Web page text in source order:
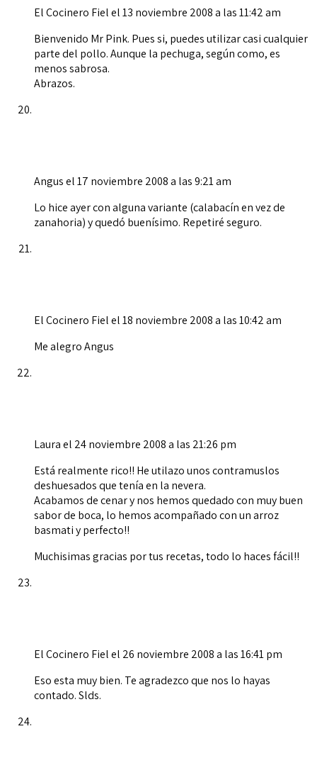
El Cocinero Fielel 13 noviembre 2008 a las 11:42 am
Bienvenido Mr Pink. Pues si, puedes utilizar casi cualquier
parte del pollo. Aunque la pechuga, según como, es
menos sabrosa.
Abrazos.
Angusel 17 noviembre 2008 a las 9:21 am
Lo hice ayer con alguna variante (calabacín en vez de
zanahoria) y quedó buenísimo. Repetiré seguro.
El Cocinero Fielel 18 noviembre 2008 a las 10:42 am
Me alegro Angus
Laurael 24 noviembre 2008 a las 21:26 pm
Está realmente rico!! He utilazo unos contramuslos
deshuesados que tenía en la nevera.
Acabamos de cenar y nos hemos quedado con muy buen
sabor de boca, lo hemos acompañado con un arroz
basmati y perfecto!!
Muchisimas gracias por tus recetas, todo lo haces fácil!!
El Cocinero Fielel 26 noviembre 2008 a las 16:41 pm
Eso esta muy bien. Te agradezco que nos lo hayas
contado. Slds.